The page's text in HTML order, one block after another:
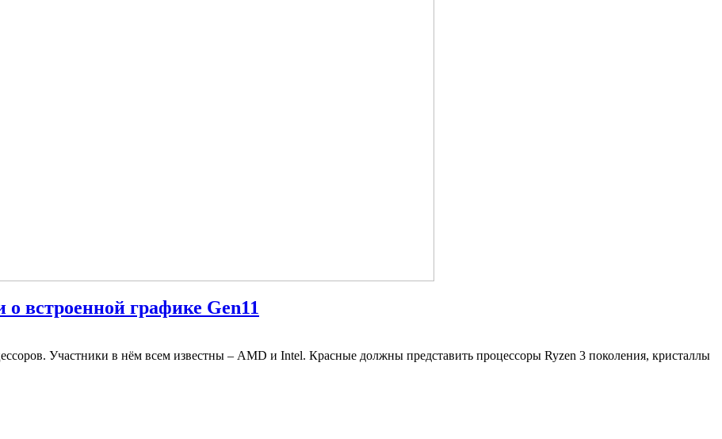
встроенной графике Gen11
Участники в нём всем известны – AMD и Intel. Красные должны представить процессоры Ryzen 3 поколения, кристаллы